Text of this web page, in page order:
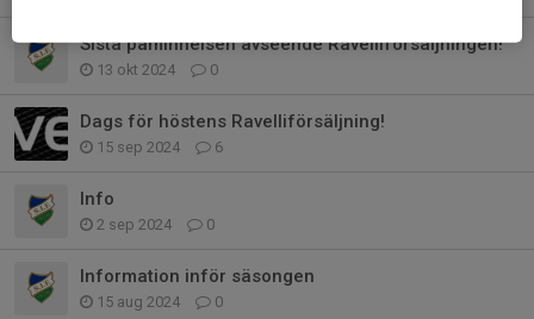
Sista påminnelsen avseende Ravelliförsäljningen!
13 okt 2024 0
Dags för höstens Ravelliförsäljning!
15 sep 2024 6
Info
2 sep 2024 0
Information inför säsongen
15 aug 2024 0